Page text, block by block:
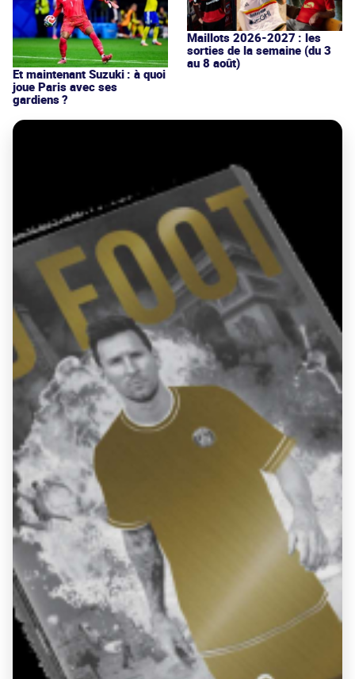
Et maintenant Suzuki : à quoi
joue Paris avec ses
gardiens ?
Maillots 2026-2027 : les
sorties de la semaine (du 3
au 8 août)